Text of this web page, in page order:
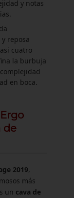
y notas
reposa
cuatro
la burbuja
en boca.
de
2019,
más
un cava de